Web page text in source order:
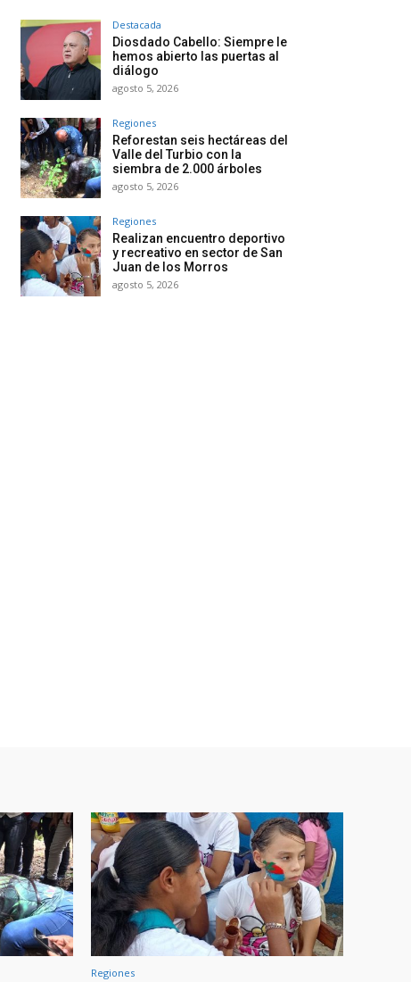
Destacada
Diosdado Cabello: Siempre le
hemos abierto las puertas al
diálogo
agosto 5, 2026
Regiones
Reforestan seis hectáreas del
Valle del Turbio con la
siembra de 2.000 árboles
agosto 5, 2026
Regiones
Realizan encuentro deportivo
y recreativo en sector de San
Juan de los Morros
agosto 5, 2026
Regiones